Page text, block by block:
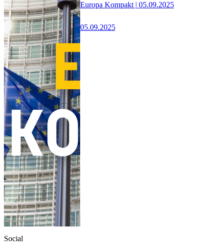
Europa Kompakt | 05.09.2025
05.09.2025
Social